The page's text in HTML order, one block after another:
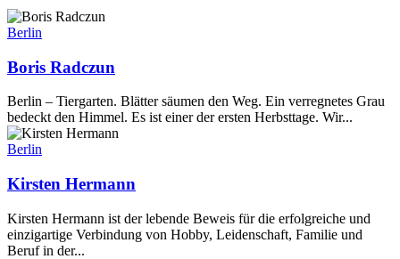
Berlin
Boris Radczun
Berlin – Tiergarten. Blätter säumen den Weg. Ein verregnetes Grau
bedeckt den Himmel. Es ist einer der ersten Herbsttage. Wir...
Berlin
Kirsten Hermann
Kirsten Hermann ist der lebende Beweis für die erfolgreiche und
einzigartige Verbindung von Hobby, Leidenschaft, Familie und
Beruf in der...